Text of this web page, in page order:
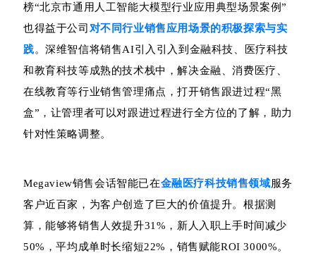
榜“北京市通用人工智能大模型行业应用典型场景案例”
也得益于公司 对不同行业销售应用场景的积极探索与实
践。深维智信将销售AI引入引入到金融科技、医疗科技
和教育科技等成熟的技术栈中，解决金融、消费医疗、
在线教育等行业销售管理痛点，打开销售跟进过程“黑
盒”，让管理者可以对跟进过程进行全方位的了解，助力
针对性策略调整。
Megaview销售会话智能已在金融医疗科技销售领域 服务
客户近百家，为客户创造了巨大的价值提升。根据测
算，能够将销售人效提升31%，新人入职上手时间减少
50%，平均成单时长缩短22%，销售赋能ROI 3000%。